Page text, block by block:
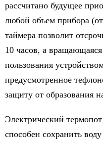
рассчитано будущее
любой объем прибора
таймера позволит
10 часов, а
пользования
предусмотренное
защиту от образования
Электрический
способен сохранить